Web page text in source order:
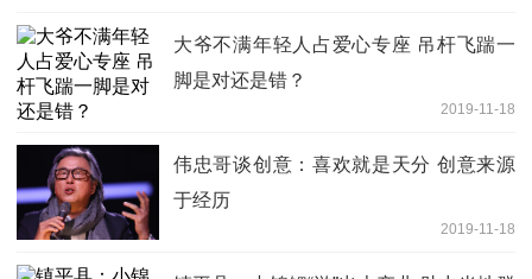
大爷不满年轻人占爱心专座 吊杆飞踹一
脚是对还是错？
2019-11-18
伟忠哥谈创意：喜欢就是天分 创意来源
于经历
2019-11-18